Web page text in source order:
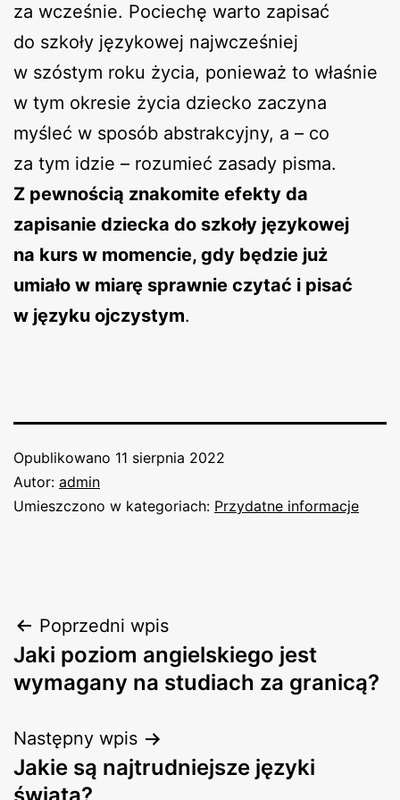
za wcześnie. Pociechę warto zapisać
do szkoły językowej najwcześniej
w szóstym roku życia, ponieważ to właśnie
w tym okresie życia dziecko zaczyna
myśleć w sposób abstrakcyjny, a – co
za tym idzie – rozumieć zasady pisma.
Z pewnością znakomite efekty da
zapisanie dziecka do szkoły językowej
na kurs w momencie, gdy będzie już
umiało w miarę sprawnie czytać i pisać
w języku ojczystym.
Opublikowano 11 sierpnia 2022
Autor: admin
Umieszczono w kategoriach: Przydatne informacje
Nawigacja
wpisu
Poprzedni wpis
Jaki poziom angielskiego jest
wymagany na studiach za granicą?
Następny wpis
Jakie są najtrudniejsze języki